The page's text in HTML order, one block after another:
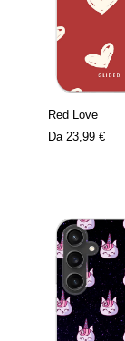
Red Love
Da 23,99 €